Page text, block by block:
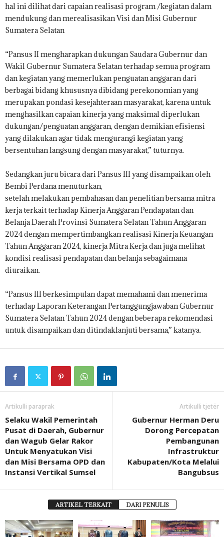
hal ini dilihat dari capaian realisasi program /kegiatan dalam
mendukung dan merealisasikan Visi dan Misi Gubernur
Sumatera Selatan
“Pansus II mengharapkan dukungan Saudara Gubernur dan
Wakil Gubernur Sumatera Selatan terhadap semua program
dan kegiatan yang memerlukan penguatan anggaran dari
berbagai bidang khususnya dibidang perekonomian yang
merupakan pondasi kesejahteraan masyarakat, karena untuk
menghasilkan capaian kinerja yang maksimal diperlukan
dukungan/penguatan anggaran, dengan demikian efisiensi
yang dilakukan agar tidak mengurangi kegiatan yang
bersentuhan langsung dengan masyarakat,” tuturnya.
Sedangkan juru bicara dari Pansus III yang disampaikan oleh
Bembi Perdana menuturkan,
setelah melakukan pembahasan dan penelitian bersama mitra
kerja terkait terhadap Kinerja Anggaran Pendapatan dan
Belanja Daerah Provinsi Sumatera Selatan Tahun Anggaran
2024 dengan mempertimbangkan realisasi Kinerja Keuangan
Tahun Anggaran 2024, kinerja Mitra Kerja dan juga melihat
kondisi realisasi pendapatan dan belanja sebagaimana
diuraikan.
“Pansus III berkesimpulan dapat memahami dan menerima
terhadap Laporan Keterangan Pertanggungjawaban Gubernur
Sumatera Selatan Tahun 2024 dengan beberapa rekomendasi
untuk disampaikan dan ditindaklanjuti bersama,” katanya.
Artikulli paraprak
Selaku Wakil Pemerintah
Pusat di Daerah, Gubernur
dan Wagub Gelar Rakor
Untuk Menyatukan Visi
dan Misi Bersama OPD dan
Instansi Vertikal Sumsel
Artikulli tjetër
Gubernur Herman Deru
Dorong Percepatan
Pembangunan
Infrastruktur
Kabupaten/Kota Melalui
Bangubsus
ARTIKEL TERKAIT DARI PENULIS